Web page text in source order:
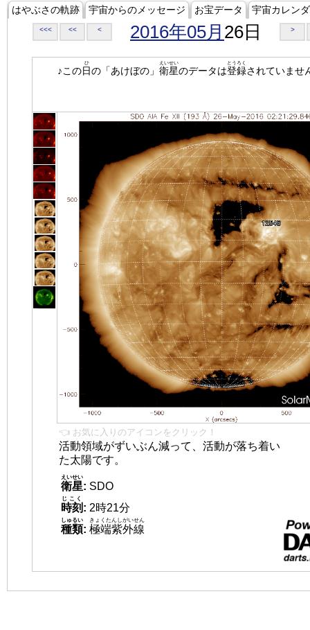
はやぶさの軌跡 宇宙からのメッセージ お宝データ 宇宙カレン
<<< << < 2016年05月 26日 >
♪この日
ひ
の「あけぼの」 衛星
えいせい
のデータは登録
とうろく
されていませ
👈 お気に入りのアイコンをクリック！
活動領域がずいぶん減って、活動が落ち着い
た太陽です。
衛星
えいせい
: SDO
時刻
じこく
: 2時21分
種類
しゅるい
: 極端紫外線
きょくたんしがいせん